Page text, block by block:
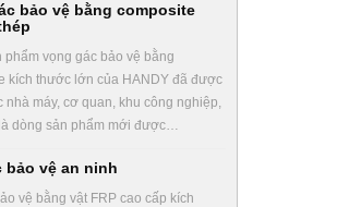
bảo vệ bằng composite
phẩm vọng gác bảo vệ bằng
kích thước lớn của HANDY đã được
máy, cơ quan, khu công nghiệp,
dòng sản phẩm mới được…
bảo vệ an ninh
vệ bằng vật FRP cao cấp kích